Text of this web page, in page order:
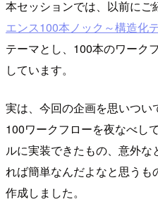
本セッションでは、以前にご
エンス100本ノック～構造化
テーマとし、100本のワーク
しています。
実は、今回の企画を思いつい
100ワークフローを夜なべし
ルに実装できたもの、意外
れば簡単なんだよなと思う
作成しました。